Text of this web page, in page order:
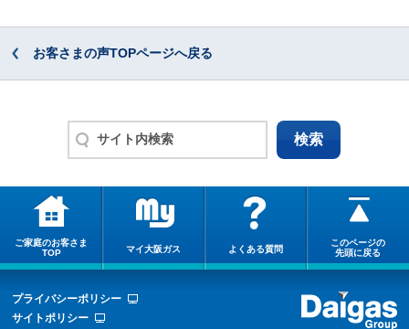
お客さまの声TOPページへ戻る
ご家庭のお客さま
TOP
マイ大阪ガス よくある質問
このページの
先頭に戻る
プライバシーポリシー
サイトポリシー